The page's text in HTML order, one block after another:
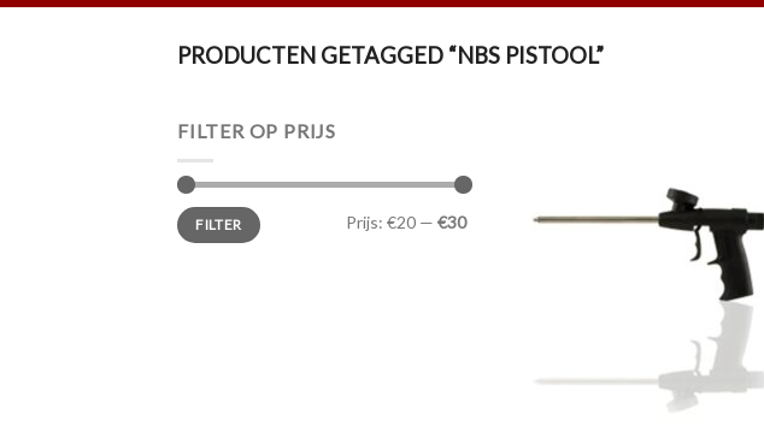
PRODUCTEN GETAGGED “NBS PISTOOL”
FILTER OP PRIJS
Min.
prijs
Max.
prijsFILTER Prijs: €20 — €30